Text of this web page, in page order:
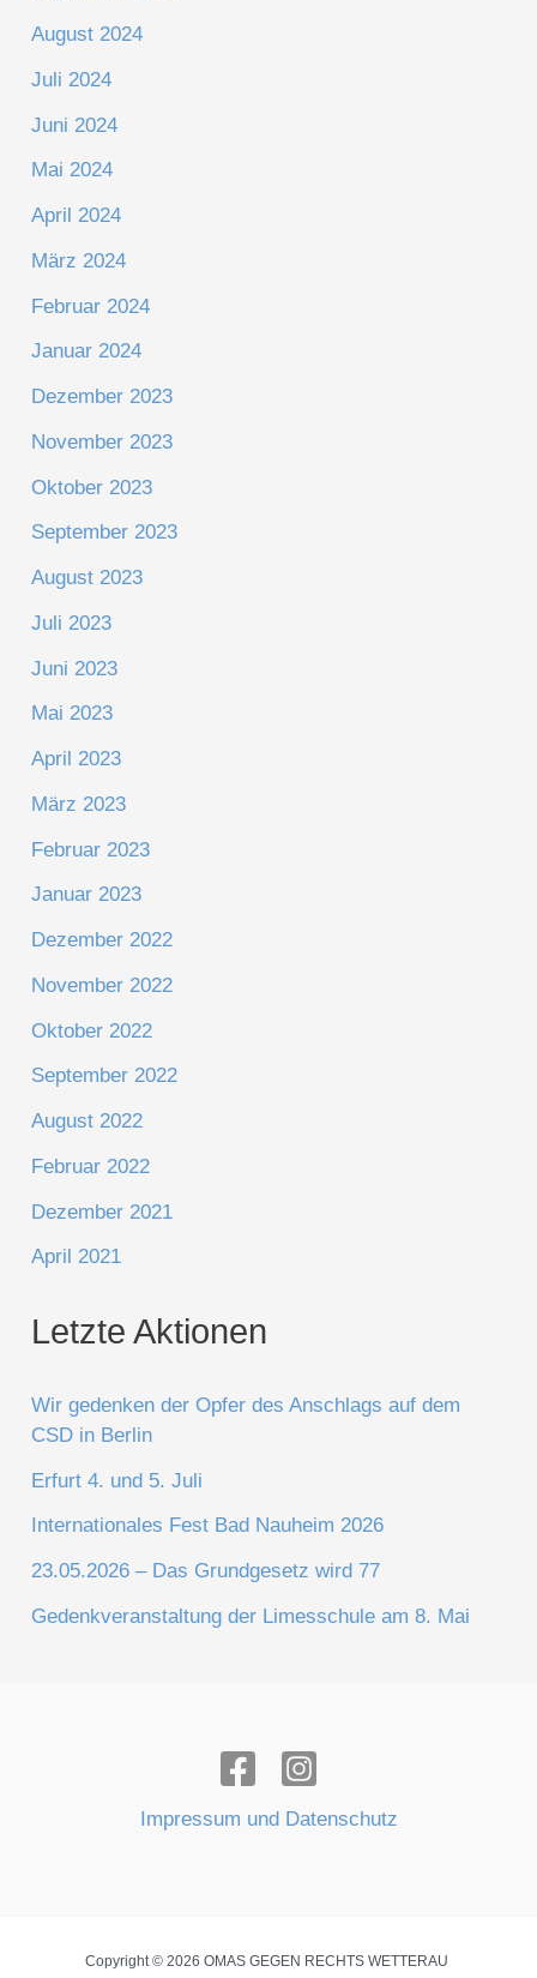
August 2024
Juli 2024
Juni 2024
Mai 2024
April 2024
März 2024
Februar 2024
Januar 2024
Dezember 2023
November 2023
Oktober 2023
September 2023
August 2023
Juli 2023
Juni 2023
Mai 2023
April 2023
März 2023
Februar 2023
Januar 2023
Dezember 2022
November 2022
Oktober 2022
September 2022
August 2022
Februar 2022
Dezember 2021
April 2021
Letzte Aktionen
Wir gedenken der Opfer des Anschlags auf dem
CSD in Berlin
Erfurt 4. und 5. Juli
Internationales Fest Bad Nauheim 2026
23.05.2026 – Das Grundgesetz wird 77
Gedenkveranstaltung der Limesschule am 8. Mai
Impressum und Datenschutz
Copyright © 2026 OMAS GEGEN RECHTS WETTERAU